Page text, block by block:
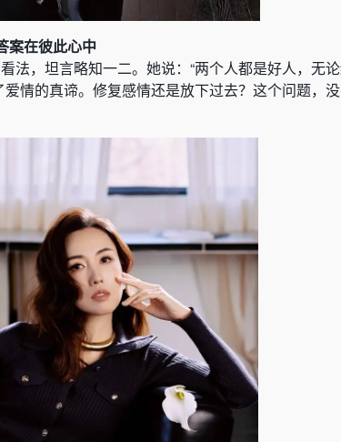
案在彼此心中
法，坦言略知一二。她说：“两个人都是好人，无论
情的真谛。修复感情还是放下过去？这个问题，